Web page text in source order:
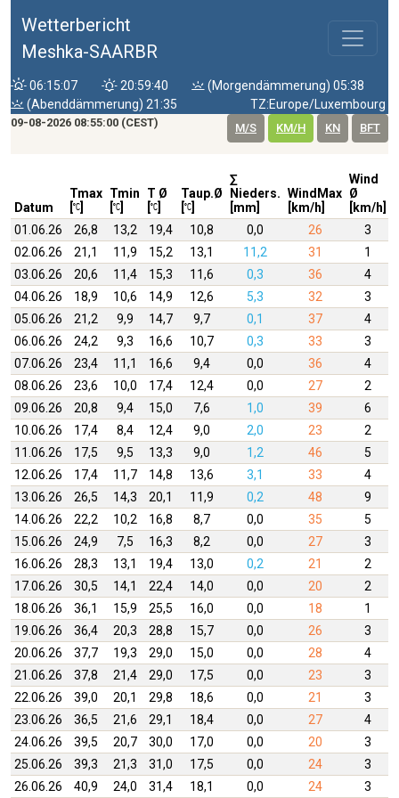
Wetterbericht
Meshka-SAARBR
06:15:07 20:59:40
(Morgendämmerung) 05:38
(Abenddämmerung) 21:35
TZ:Europe/Luxembourg
09-08-2026 08:55:00 (CEST) M/S KM/H KN BFT
Datum
Tmax Tmin
T Ø
Taup.Ø
∑
Nieders.
[mm]
WindMax
[km/h]
Wind
Ø
[km/h]
01.06.26 26,8 13,2 19,4 10,8 0,0 26
3
02.06.26
21,1 11,9 15,2 13,1 11,2 31 1
03.06.26
20,6 11,4 15,3 11,6 0,3 36
4
04.06.26
18,9 10,6 14,9 12,6 5,3 32 3
05.06.26
21,2 9,9 14,7 9,7 0,1 37 4
06.06.26
24,2 9,3 16,6 10,7 0,3 33 3
07.06.26
23,4 11,1 16,6 9,4 0,0 36 4
08.06.26
23,6 10,0 17,4 12,4 0,0 27
2
09.06.26
20,8 9,4 15,0 7,6 1,0 39
6
10.06.26
17,4 8,4 12,4 9,0 2,0 23
2
11.06.26
17,5 9,5 13,3 9,0 1,2 46
5
12.06.26
17,4 11,7 14,8 13,6 3,1 33 4
13.06.26
26,5 14,3 20,1 11,9 0,2 48 9
14.06.26
22,2 10,2 16,8 8,7 0,0 35 5
15.06.26
24,9 7,5 16,3 8,2 0,0 27
3
16.06.26
28,3 13,1 19,4 13,0 0,2 21 2
17.06.26
30,5 14,1 22,4 14,0 0,0 20
2
18.06.26
36,1 15,9 25,5 16,0 0,0 18
1
19.06.26
36,4 20,3 28,8 15,7 0,0 26
3
20.06.26
37,7 19,3 29,0 15,0 0,0 28 4
21.06.26
37,8 21,4 29,0 17,5 0,0 23 3
22.06.26
39,0 20,1 29,8 18,6 0,0 21
3
23.06.26
36,5 21,6 29,1 18,4 0,0 27 4
24.06.26
39,5 20,7 30,0 17,0 0,0 20 3
25.06.26
39,3 21,3 31,0 17,5 0,0 24
3
26.06.26
40,9 24,0 31,4 18,1 0,0 24 3